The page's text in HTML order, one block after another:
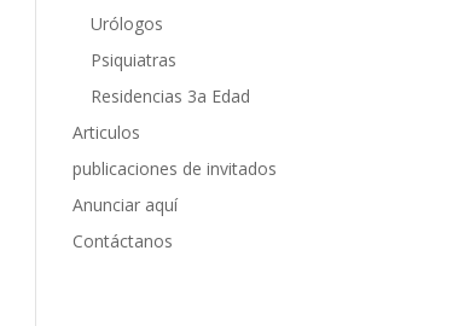
Urólogos
Psiquiatras
Residencias 3a Edad
Articulos
publicaciones de invitados
Anunciar aquí
Contáctanos